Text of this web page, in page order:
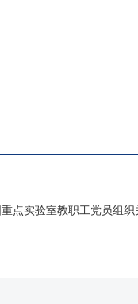
点实验室教职工党员组织